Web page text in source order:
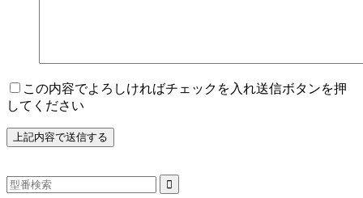
この内容でよろしければチェックを入れ送信ボタンを押
してください